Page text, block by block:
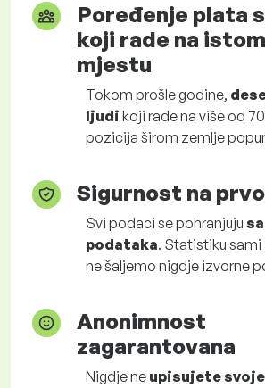
Poređenje plata
koji rade na
mjestu
Tokom prošle godine,
ljudi koji rade na više od
pozicija širom zemlje
Sigurnost na
Svi podaci se pohranjuju
podataka. Statistiku
ne šaljemo nigdje izvorne
Anonimnost
zagarantovana
Nigdje ne upisujete